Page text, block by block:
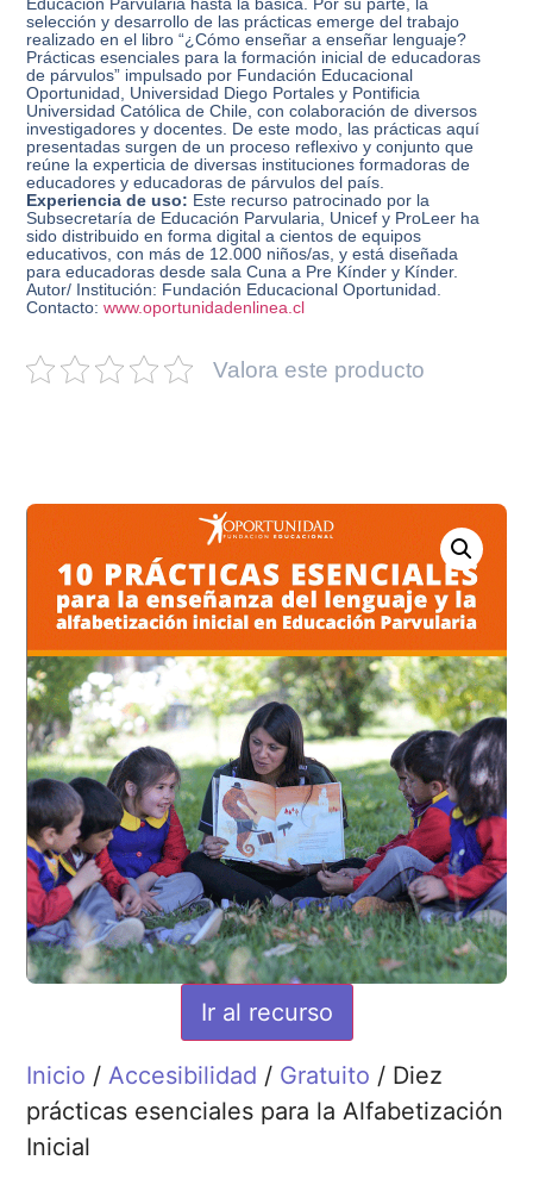
Educación Parvularia hasta la básica. Por su parte, la
selección y desarrollo de las prácticas emerge del trabajo
realizado en el libro “¿Cómo enseñar a enseñar lenguaje?
Prácticas esenciales para la formación inicial de educadoras
de párvulos” impulsado por Fundación Educacional
Oportunidad, Universidad Diego Portales y Pontificia
Universidad Católica de Chile, con colaboración de diversos
investigadores y docentes. De este modo, las prácticas aquí
presentadas surgen de un proceso reflexivo y conjunto que
reúne la experticia de diversas instituciones formadoras de
educadores y educadoras de párvulos del país.
Experiencia de uso: Este recurso patrocinado por la
Subsecretaría de Educación Parvularia, Unicef y ProLeer ha
sido distribuido en forma digital a cientos de equipos
educativos, con más de 12.000 niños/as, y está diseñada
para educadoras desde sala Cuna a Pre Kínder y Kínder.
Autor/ Institución: Fundación Educacional Oportunidad.
Contacto:www.oportunidadenlinea.cl
Valora este producto
Ir al recurso
Inicio /Accesibilidad / Gratuito / Diez
prácticas esenciales para la Alfabetización
Inicial